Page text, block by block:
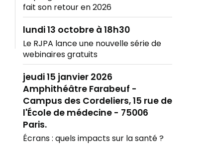
fait son retour en 2026
lundi 13 octobre à 18h30
Le RJPA lance une nouvelle série de
webinaires gratuits
jeudi 15 janvier 2026
Amphithéâtre Farabeuf -
Campus des Cordeliers, 15 rue de
l'École de médecine - 75006
Paris.
Écrans : quels impacts sur la santé ?